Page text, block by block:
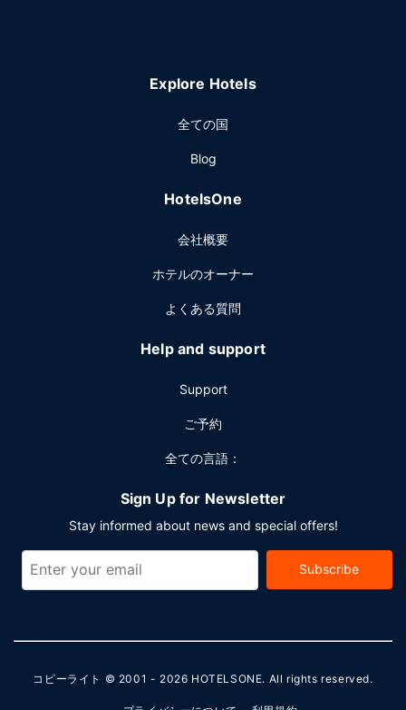
コーヒーショップ / カフェでも食事を提供しています。
いいただけます。敷地内には駐車場 (台数制限あり) が備わっ
Explore Hotels
全ての国
Blog
HotelsOne
会社概要
ホテルのオーナー
よくある質問
Help and support
Support
ご予約
全ての言語：
Sign Up for Newsletter
Stay informed about news and special offers!
Subscribe
コピーライト © 2001 - 2026 HOTELSONE. All rights reserved.